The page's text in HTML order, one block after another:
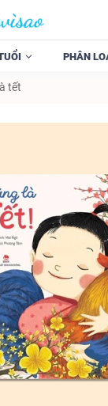
PHÂN
tết